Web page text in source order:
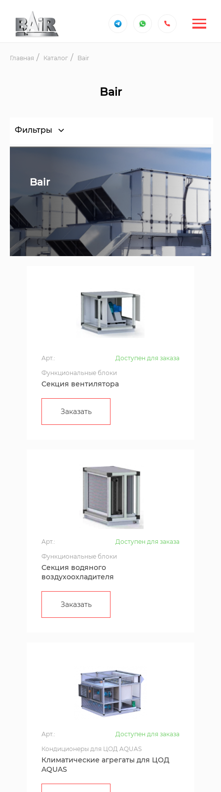
Главная Каталог Bair
Bair
Фильтры
Bair
Арт.:
Доступен для заказа
Функциональные блоки
Секция вентилятора
Заказать
Арт.:
Доступен для заказа
Функциональные блоки
Секция водяного
воздухоохладителя
Заказать
Арт.:
Доступен для заказа
Кондиционеры для ЦОД AQUAS
Климатические агрегаты для ЦОД
AQUAS